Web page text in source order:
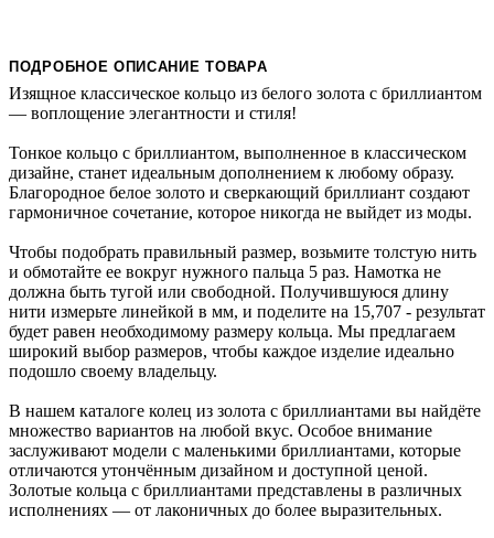
ПОДРОБНОЕ ОПИСАНИЕ ТОВАРА
Изящное классическое кольцо из белого золота с бриллиантом
— воплощение элегантности и стиля!
Тонкое кольцо с бриллиантом, выполненное в классическом
дизайне, станет идеальным дополнением к любому образу.
Благородное белое золото и сверкающий бриллиант создают
гармоничное сочетание, которое никогда не выйдет из моды.
Чтобы подобрать правильный размер, возьмите толстую нить
и обмотайте ее вокруг нужного пальца 5 раз. Намотка не
должна быть тугой или свободной. Получившуюся длину
нити измерьте линейкой в мм, и поделите на 15,707 - результат
будет равен необходимому размеру кольца. Мы предлагаем
широкий выбор размеров, чтобы каждое изделие идеально
подошло своему владельцу.
В нашем каталоге колец из золота с бриллиантами вы найдёте
множество вариантов на любой вкус. Особое внимание
заслуживают модели с маленькими бриллиантами, которые
отличаются утончённым дизайном и доступной ценой.
Золотые кольца с бриллиантами представлены в различных
исполнениях — от лаконичных до более выразительных.